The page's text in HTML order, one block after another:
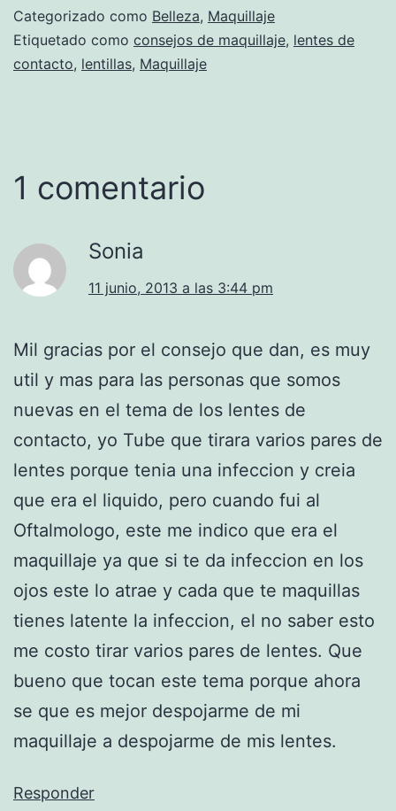
Categorizado como Belleza, Maquillaje
Etiquetado como consejos de maquillaje, lentes de
contacto, lentillas, Maquillaje
1 comentario
Sonia
11 junio, 2013 a las 3:44 pm
Mil gracias por el consejo que dan, es muy
util y mas para las personas que somos
nuevas en el tema de los lentes de
contacto, yo Tube que tirara varios pares de
lentes porque tenia una infeccion y creia
que era el liquido, pero cuando fui al
Oftalmologo, este me indico que era el
maquillaje ya que si te da infeccion en los
ojos este lo atrae y cada que te maquillas
tienes latente la infeccion, el no saber esto
me costo tirar varios pares de lentes. Que
bueno que tocan este tema porque ahora
se que es mejor despojarme de mi
maquillaje a despojarme de mis lentes.
Responder